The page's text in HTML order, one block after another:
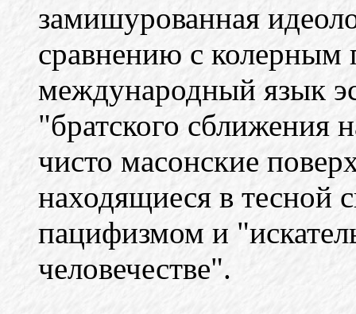
замишурованная
сравнению с колерным
международный язык
"братского сближения
чисто масонские
находящиеся в тесной
пацифизмом и
человечестве".